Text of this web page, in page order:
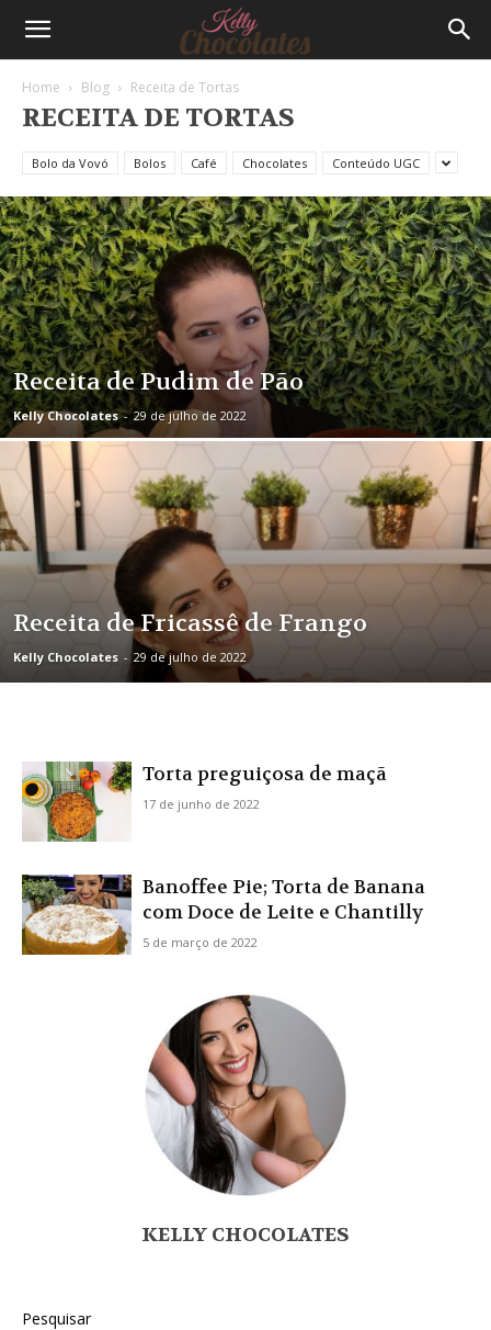
Home Blog Receita de Tortas
RECEITA DE TORTAS
Bolo da Vovó Bolos Café Chocolates Conteúdo UGC
Receita de Pudim de Pão
Kelly Chocolates - 29 de julho de 2022
Receita de Fricassê de Frango
Kelly Chocolates - 29 de julho de 2022
Torta preguiçosa de maçã
17 de junho de 2022
Banoffee Pie; Torta de Banana
com Doce de Leite e Chantilly
5 de março de 2022
KELLY CHOCOLATES
Pesquisar